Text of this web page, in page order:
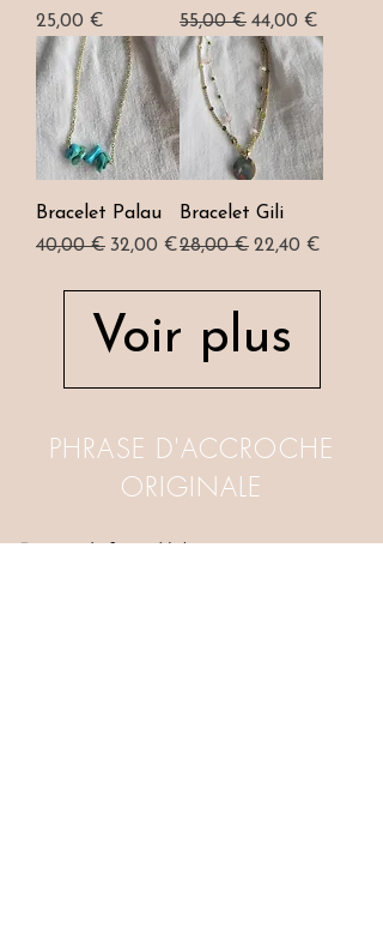
Prix
25,00 €
Prix original
55,00 € Prix
44,00 €
Bracelet Palau
Prix original
40,00 € Prix promotionnel
32,00 €
Bracelet Gili
Prix original
28,00 € Prix
22,40 €
Voir plus
PHRASE D'ACCROCHE
ORIGINALE
Restez informé(e)